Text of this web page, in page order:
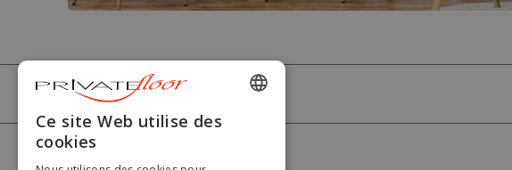
PRIVATEFLOOR
ENGLISH
Ce site Web utilise des
cookies